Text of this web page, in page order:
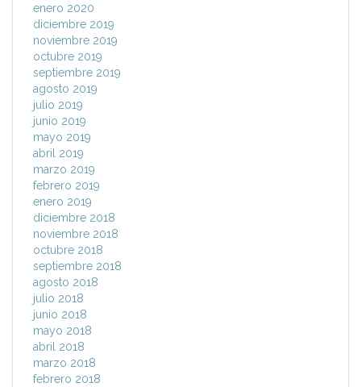
enero 2020
diciembre 2019
noviembre 2019
octubre 2019
septiembre 2019
agosto 2019
julio 2019
junio 2019
mayo 2019
abril 2019
marzo 2019
febrero 2019
enero 2019
diciembre 2018
noviembre 2018
octubre 2018
septiembre 2018
agosto 2018
julio 2018
junio 2018
mayo 2018
abril 2018
marzo 2018
febrero 2018